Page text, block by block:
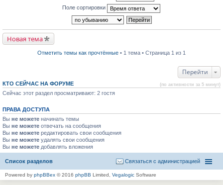
т
а
н
о
о
б
н
ю
п
р
о
н
о
м
о
о
щ
е
н
и
ю
р
в
о
р
о
ч
а
н
н
о
м
у
с
о
б
щ
е
Поле сортировки
Новая тема
Отметить темы как прочтённые • 1 тема • Страница 1 из 1
Перейти
КТО СЕЙЧАС НА ФОРУМЕ (по активности за 5 минут)
Сейчас этот раздел просматривают: 2 гостя
ПРАВА ДОСТУПА
Вы не можете начинать темы
Вы не можете отвечать на сообщения
Вы не можете редактировать свои сообщения
Вы не можете удалять свои сообщения
Вы не можете добавлять вложения
Список разделов Связаться с администрацией
Powered by phpBBex © 2016 phpBB Limited, Vegalogic Software